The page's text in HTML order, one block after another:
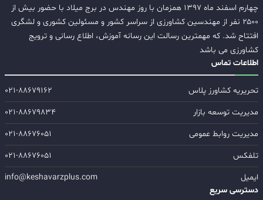
چهارم اسفند ماه ۱۳۹۷ همزمان با روز مهندس در برج میلاد با حضور بیش از
۲۵۰۰ نفر از مهندسین کشاورزی از سراسر کشور و مسئولین کشوری و لشگری
افتتاح شد. که مهمترین رسالت این رسانه آموزش، اطلاع رسانی و ترویج
کشاورزی می باشد
اطلاعات تماس
تحریریه کشاورز پلاس
۰۲۱-۸۸۶۷۹۱۶۲
مدیریت توسعه بازار
۰۲۱-۸۸۶۷۹۸۳۴
مدیریت روابط عمومی
۰۲۱-۸۸۶۷۶۰۵۱
تلفکس
۰۲۱-۸۸۶۷۶۰۵۱
ایمیل
info@keshavarzplus.com
دسترسی سریع